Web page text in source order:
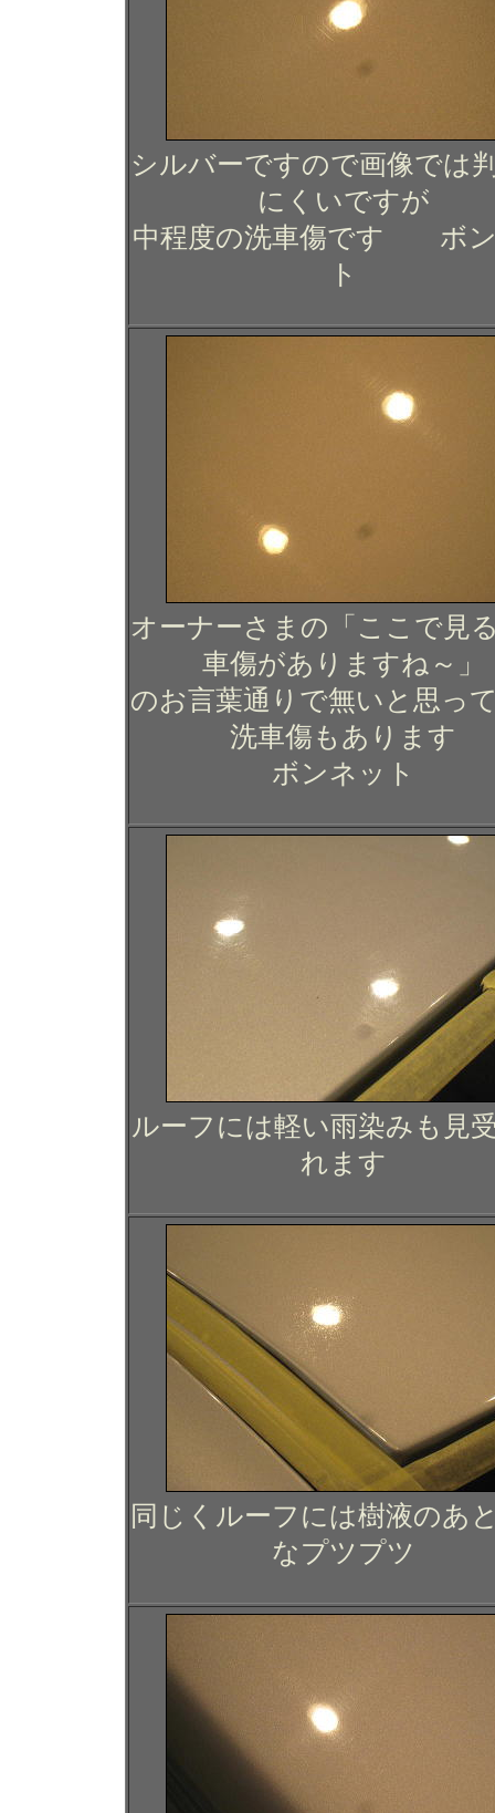
シルバーですので画像では
にくいですが
中程度の洗車傷です ボ
ト
オーナーさまの「ここで見
車傷がありますね～」
のお言葉通りで無いと思っ
洗車傷もあります
ボンネット
ルーフには軽い雨染みも見
れます
同じくルーフには樹液のあ
なプツプツ